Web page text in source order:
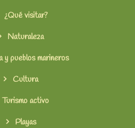
¿Qué visitar?
Naturaleza
y pueblos marineros
Cultura
Turismo activo
Playas